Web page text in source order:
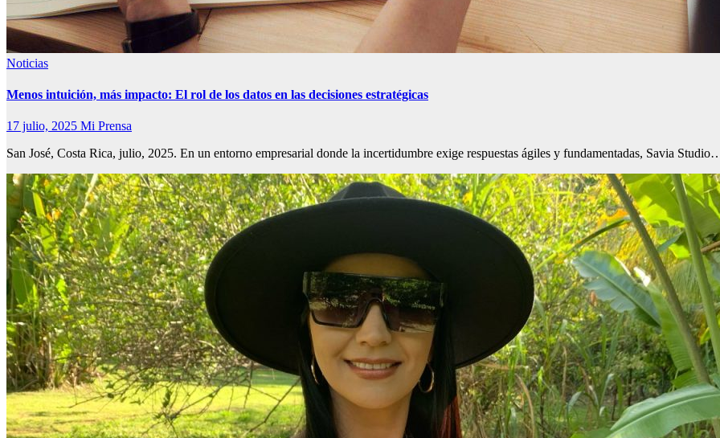
Noticias
Menos intuición, más impacto: El rol de los datos en las decisiones estratégicas
17 julio, 2025 Mi Prensa
San José, Costa Rica, julio, 2025. En un entorno empresarial donde la incertidumbre exige respuestas ágiles y fundamentadas, Savia